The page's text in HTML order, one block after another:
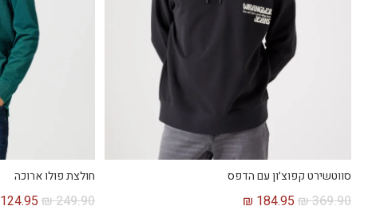
סווטשירט קפוצ׳ון עם הדפס
₪369.90
₪ 184.95
חולצת פולו ארוכה
₪249.90
124.95